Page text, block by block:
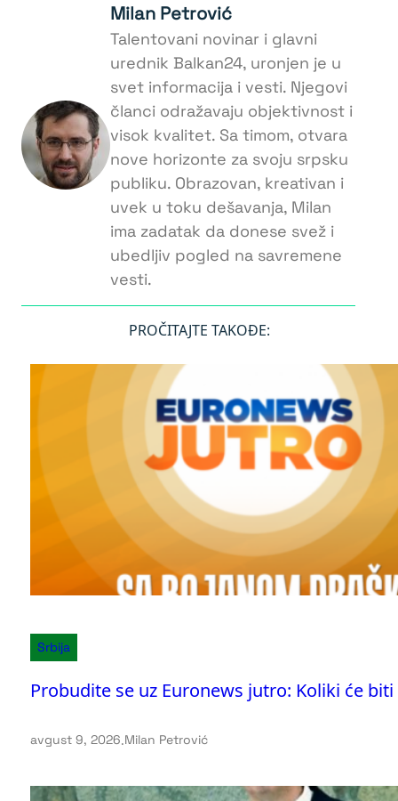
Milan Petrović
Talentovani novinar i glavni
urednik Balkan24, uronjen je u
svet informacija i vesti. Njegovi
članci odražavaju objektivnost i
visok kvalitet. Sa timom, otvara
nove horizonte za svoju srpsku
publiku. Obrazovan, kreativan i
uvek u toku dešavanja, Milan
ima zadatak da donese svež i
ubedljiv pogled na savremene
vesti.
PROČITAJTE TAKOĐE:
Srbija
Probudite se uz Euronews jutro: Koliki će
avgust 9, 2026.Milan Petrović